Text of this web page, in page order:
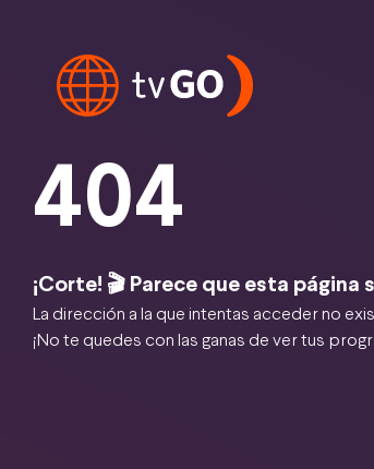
404
¡Corte! 🎬 Parece que esta página
La dirección a la que intentas acceder no
¡No te quedes con las ganas de ver tus